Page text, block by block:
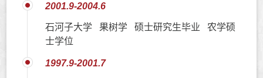
2001.9-2004.6
石河子大学 果树学 硕士研究生毕业 农学硕
士学位
1997.9-2001.7